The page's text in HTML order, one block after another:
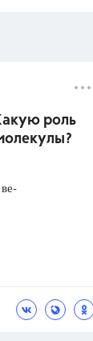
роль